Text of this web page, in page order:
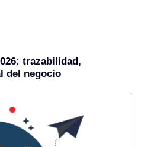
trazabilidad,
del negocio